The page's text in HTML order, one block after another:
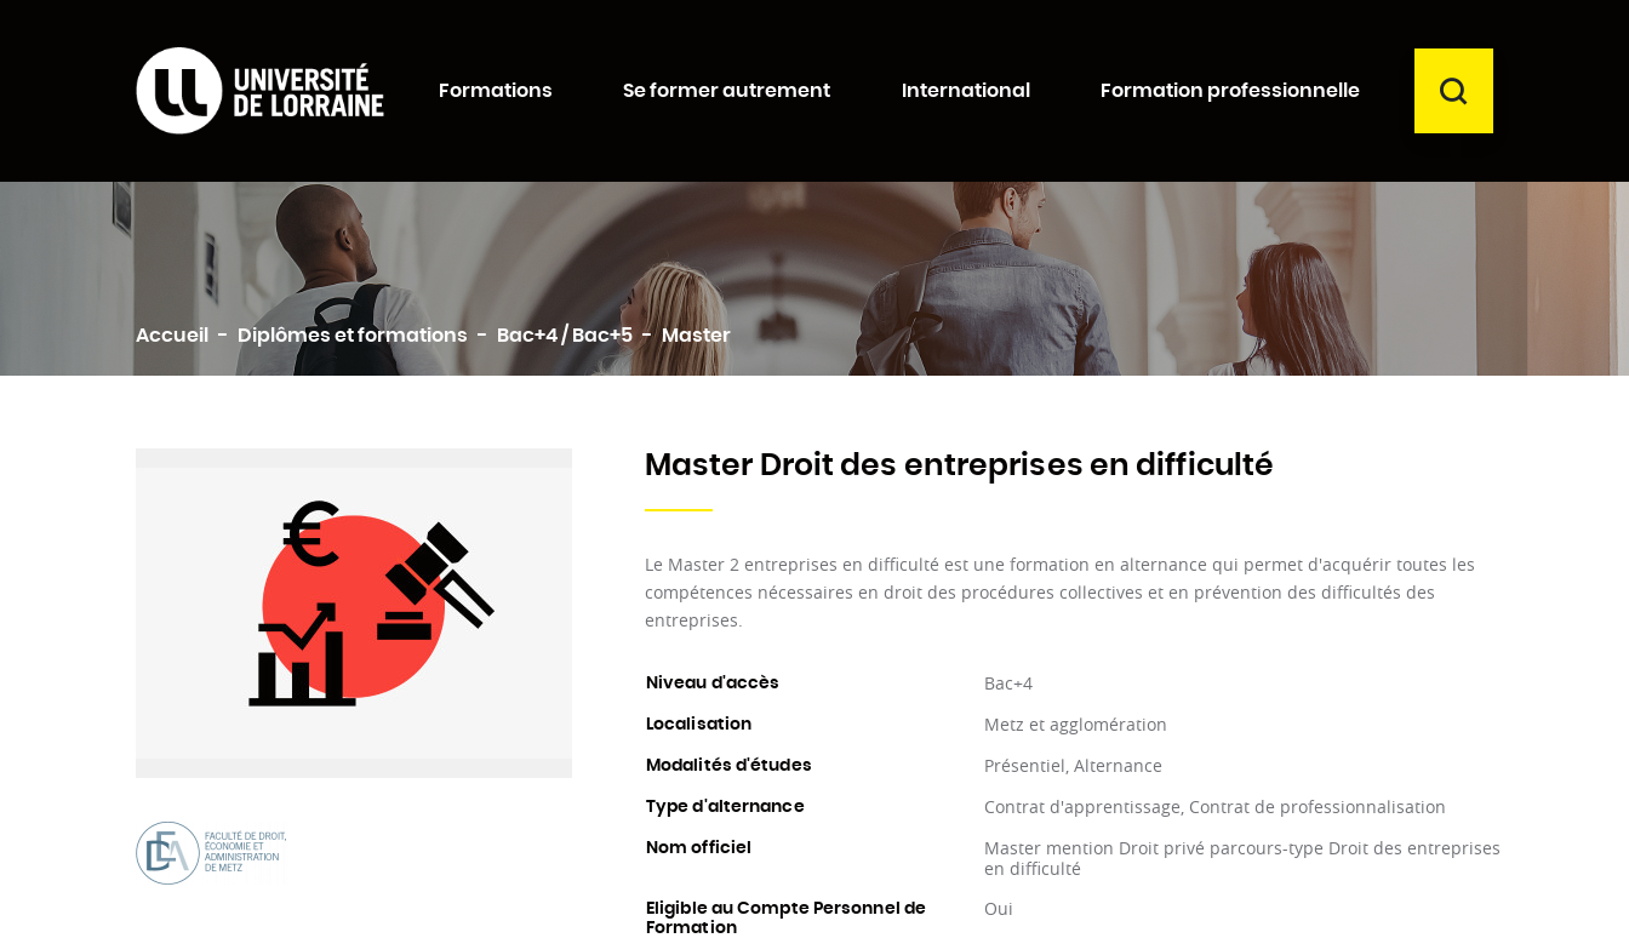
recherche
Formations Se former autrement International Formation professionnelle
Rechercher
Accueil Diplômes et formations Bac+4 / Bac+5 Master
Master Droit des entreprises en difficulté
Le Master 2 entreprises en difficulté est une formation en alternance qui permet d'acquérir toutes les
compétences nécessaires en droit des procédures collectives et en prévention des difficultés des
entreprises.
Niveau d'accès Bac+4
Localisation Metz et agglomération
Modalités d'études Présentiel, Alternance
Type d'alternance Contrat d'apprentissage, Contrat de professionnalisation
Nom officiel
Master mention Droit privé parcours-type Droit des entreprises
en difficulté
Eligible au Compte Personnel de
Formation
Oui